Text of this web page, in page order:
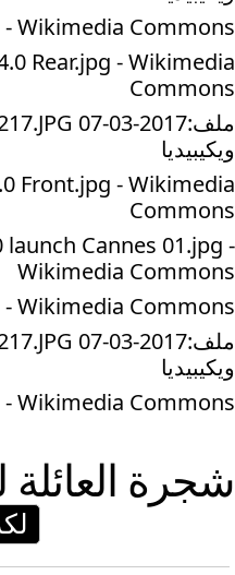
- Wikimedia Commons
Rear.jpg - Wikimedia
Commons
ويكيبيديا
Front.jpg - Wikimedia
Commons
launch Cannes 01.jpg -
Wikimedia Commons
- Wikimedia Commons
ويكيبيديا
- Wikimedia Commons
شجرة العائلة